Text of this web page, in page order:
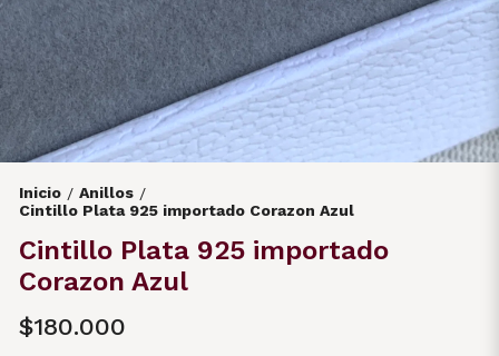
Inicio / Anillos /
Cintillo Plata 925 importado Corazon Azul
Cintillo Plata 925 importado
Corazon Azul
$180.000